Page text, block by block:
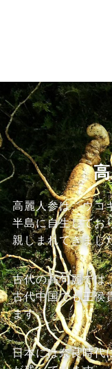
高麗人参は、ウコ
半島に自生してお
親しまれてきまし
古代の高句麗では
古代中国でも王侯
ます。
日本には奈良時代